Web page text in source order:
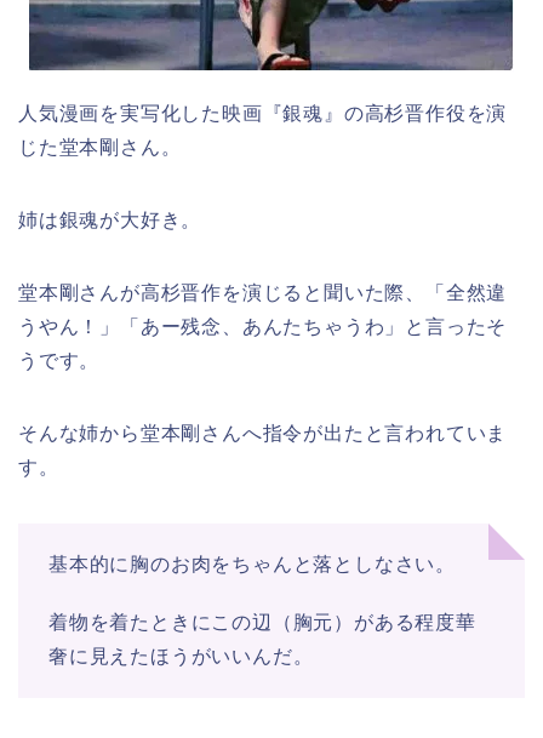
人気漫画を実写化した映画『銀魂』の高杉晋作役を演
じた堂本剛さん。
姉は銀魂が大好き。
堂本剛さんが高杉晋作を演じると聞いた際、「全然違
うやん！」「あー残念、あんたちゃうわ」と言ったそ
うです。
そんな姉から堂本剛さんへ指令が出たと言われていま
す。
基本的に胸のお肉をちゃんと落としなさい。
着物を着たときにこの辺（胸元）がある程度華
奢に見えたほうがいいんだ。